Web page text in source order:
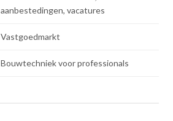
aanbestedingen, vacatures
Vastgoedmarkt
Bouwtechniek voor professionals